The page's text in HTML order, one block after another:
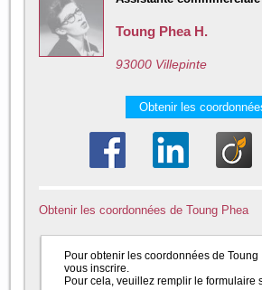
Toung Phea H.
93000 Villepinte
Obtenir les
Obtenir les coordonnées de Toung Phea
Pour obtenir les coordonnées de
vous inscrire.
Pour cela, veuillez remplir le formulaire